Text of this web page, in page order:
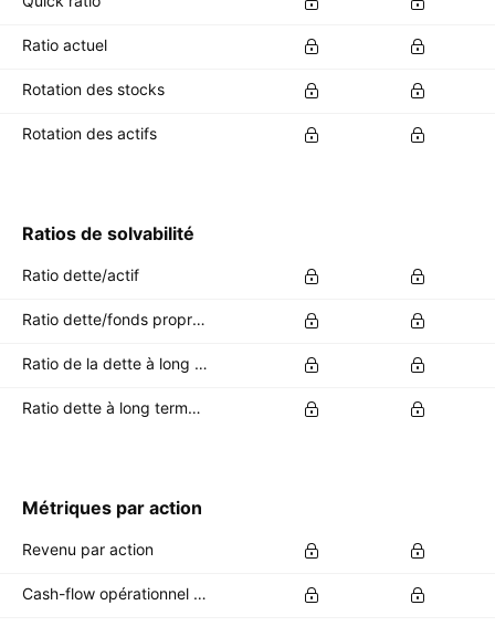
Ratio actuel
Rotation des stocks
Rotation des actifs
Ratios de solvabilité
Ratio dette/actif
Ratio dette/fonds propres
Ratio de la dette à long terme sur l'actif total
Ratio dette à long terme/fonds propres totaux
Métriques par action
Revenu par action
Cash-flow opérationnel par action